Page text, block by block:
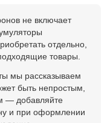
не включает
отдельно,
товары.
мы рассказываем
быть непростым,
— добавляйте
и при оформлении